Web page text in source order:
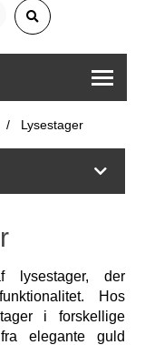
/ Lysestager
lysestager, der
Hos
i forskellige
elegante guld